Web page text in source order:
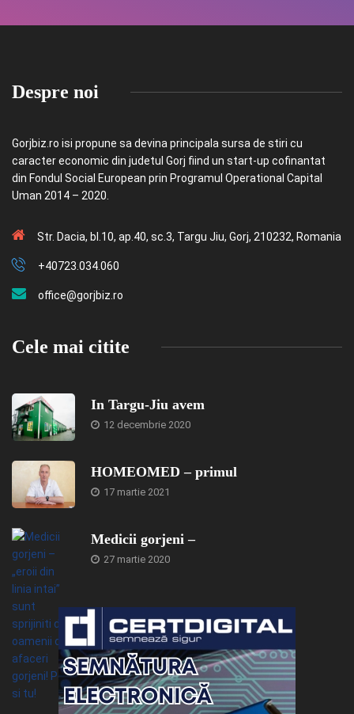
Despre noi
Gorjbiz.ro isi propune sa devina principala sursa de stiri cu
caracter economic din judetul Gorj fiind un start-up cofinantat
din Fondul Social European prin Programul Operational Capital
Uman 2014 – 2020.
Str. Dacia, bl.10, ap.40, sc.3, Targu Jiu, Gorj, 210232, Romania
+40723.034.060
office@gorjbiz.ro
Cele mai citite
In Targu-Jiu avem
12 decembrie 2020
HOMEOMED – primul
17 martie 2021
Medicii gorjeni –
27 martie 2020